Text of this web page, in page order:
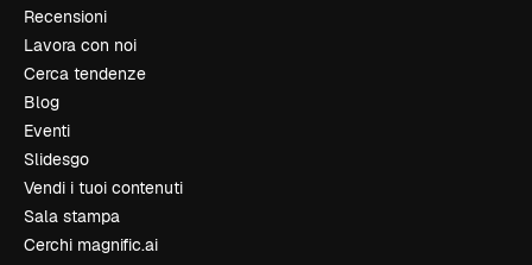
Recensioni
Lavora con noi
Cerca tendenze
Blog
Eventi
Slidesgo
Vendi i tuoi contenuti
Sala stampa
Cerchi magnific.ai